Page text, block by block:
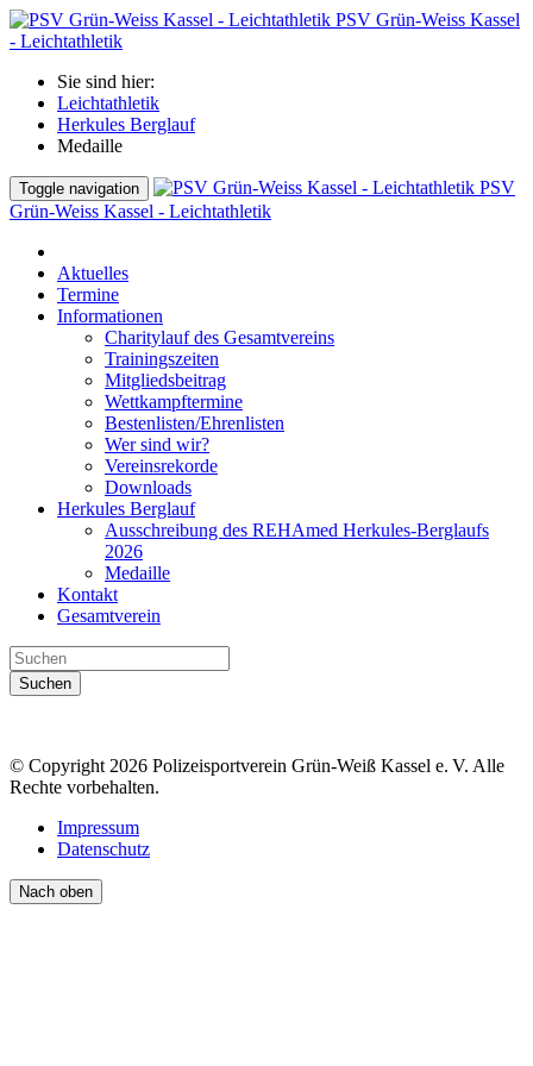
PSV Grün-Weiss Kassel
- Leichtathletik
Sie sind hier:
Leichtathletik
Herkules Berglauf
Medaille
Toggle navigation
PSV
Grün-Weiss Kassel - Leichtathletik
Aktuelles
Termine
Informationen
Charitylauf des Gesamtvereins
Trainingszeiten
Mitgliedsbeitrag
Wettkampftermine
Bestenlisten/Ehrenlisten
Wer sind wir?
Vereinsrekorde
Downloads
Herkules Berglauf
Ausschreibung des REHAmed Herkules-Berglaufs
2026
Medaille
Kontakt
Gesamtverein
Suchen
© Copyright 2026 Polizeisportverein Grün-Weiß Kassel e. V. Alle
Rechte vorbehalten.
Impressum
Datenschutz
Nach oben